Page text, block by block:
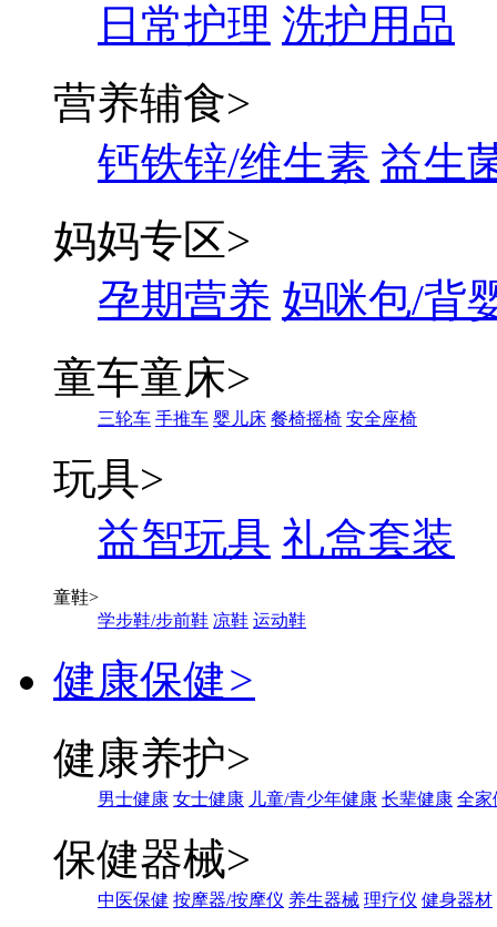
日常护理 洗护用品
营养辅食>
钙铁锌/维生素 益生
妈妈专区>
孕期营养 妈咪包/背
童车童床>
三轮车 手推车 婴儿床 餐椅摇椅 安全座椅
玩具>
益智玩具 礼盒套装
童鞋>
学步鞋/步前鞋 凉鞋 运动鞋
健康保健>
健康养护>
男士健康 女士健康 儿童/青少年健康 长辈健康 全家
保健器械>
中医保健 按摩器/按摩仪 养生器械 理疗仪 健身器材